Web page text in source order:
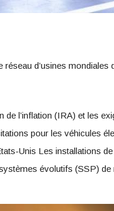
d’usines mondiales
l’inflation (IRA) et les
pour les véhicules
Unis Les installations
évolutifs (SSP) de